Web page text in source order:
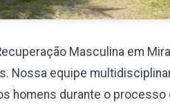
Masculina em
Nossa equipe
homens durante o